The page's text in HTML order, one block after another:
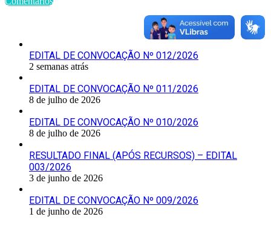
EDITAL DE CONVOCAÇÃO Nº 012/2026
2 semanas atrás
EDITAL DE CONVOCAÇÃO Nº 011/2026
8 de julho de 2026
EDITAL DE CONVOCAÇÃO Nº 010/2026
8 de julho de 2026
RESULTADO FINAL (APÓS RECURSOS) – EDITAL
003/2026
3 de junho de 2026
EDITAL DE CONVOCAÇÃO Nº 009/2026
1 de junho de 2026